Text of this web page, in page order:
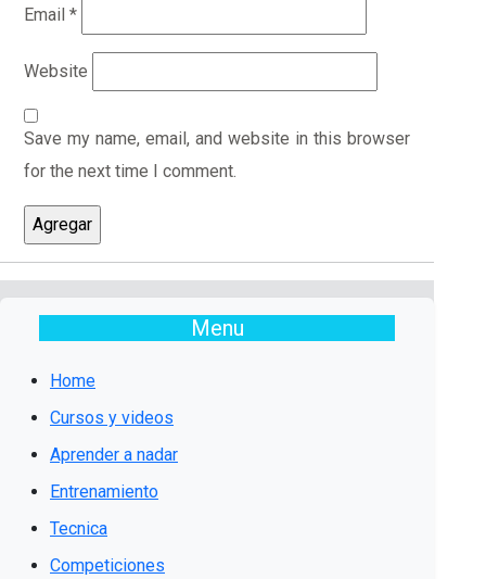
Email *
Website
Save my name, email, and website in this browser
for the next time I comment.
Menu
Home
Cursos y videos
Aprender a nadar
Entrenamiento
Tecnica
Competiciones